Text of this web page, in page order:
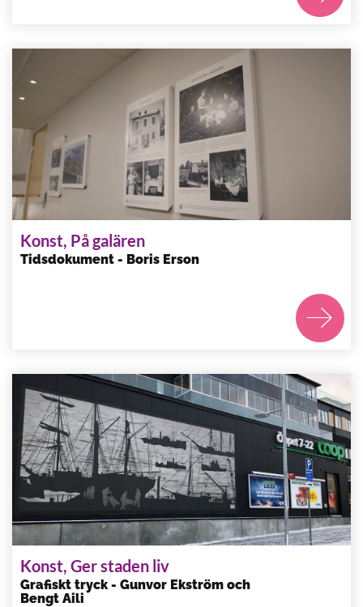
Konst, På galären
Tidsdokument - Boris Erson
Konst, Ger staden liv
Grafiskt tryck - Gunvor Ekström och
Bengt Aili